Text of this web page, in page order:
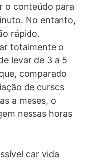
o conteúdo para
No entanto,
rápido.
totalmente o
levar de 3 a 5
comparado
de cursos
a meses, o
nessas horas
dar vida